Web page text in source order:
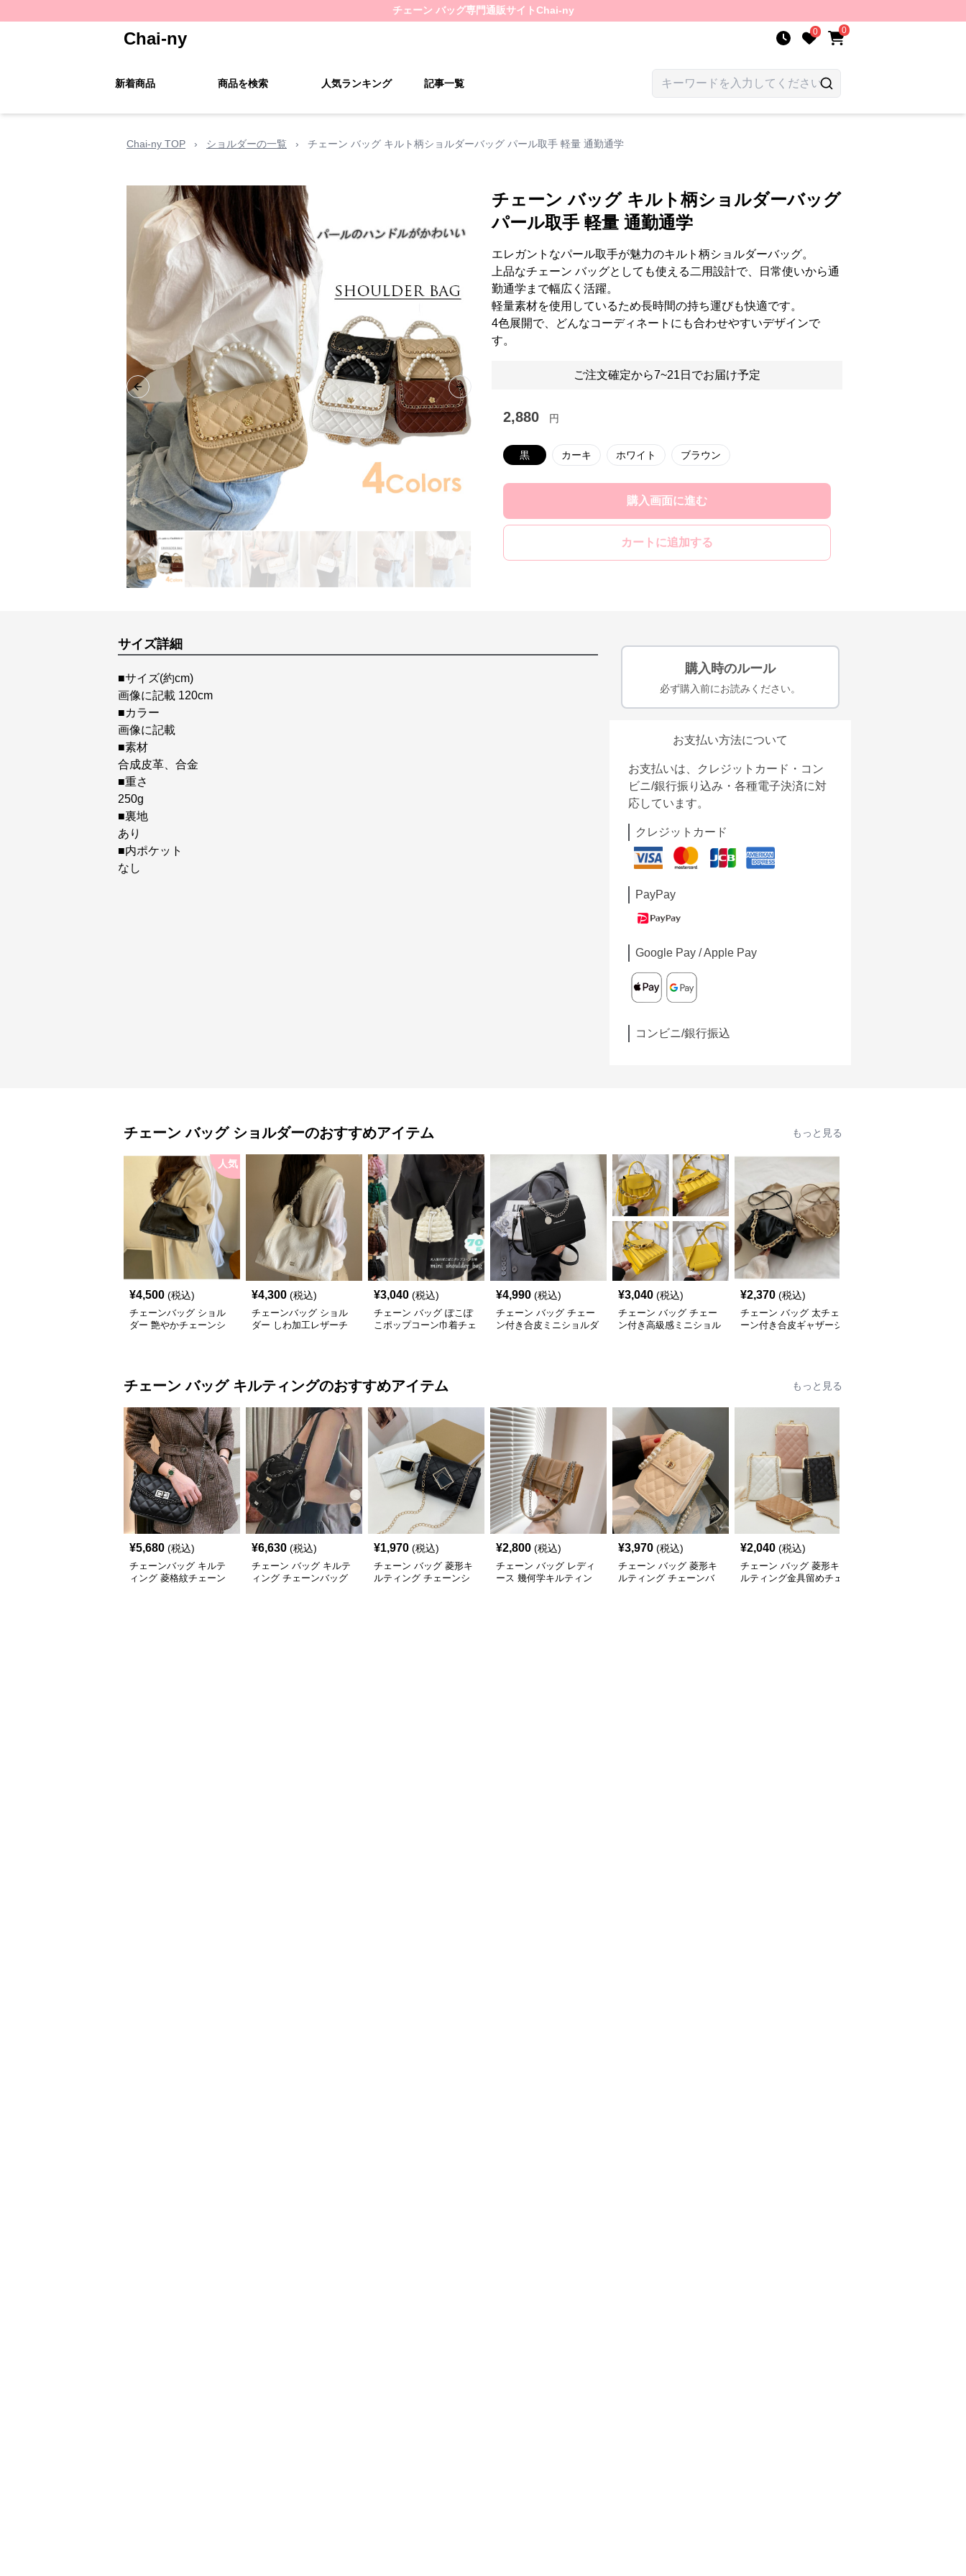
チェーン バッグ専門通販サイトChai-ny
Chai-ny 0 0
新着商品 商品を検索 人気ランキング 記事一覧
Chai-ny TOP › ショルダーの一覧 › チェーン バッグ キルト柄ショルダーバッグ パール取手 軽量 通勤通学
Previous slide Next slide
チェーン バッグ キルト柄ショルダーバッグ
パール取手 軽量 通勤通学
エレガントなパール取手が魅力のキルト柄ショルダーバッグ。
上品なチェーン バッグとしても使える二用設計で、日常使いから通
勤通学まで幅広く活躍。
軽量素材を使用しているため長時間の持ち運びも快適です。
4色展開で、どんなコーディネートにも合わせやすいデザインで
す。
ご注文確定から7~21日でお届け予定
2,880 円
黒 カーキ ホワイト ブラウン
購入画面に進む
カートに追加する
サイズ詳細
■サイズ(約cm)
画像に記載 120cm
■カラー
画像に記載
■素材
合成皮革、合金
■重さ
250g
■裏地
あり
■内ポケット
なし
購入時のルール
必ず購入前にお読みください。
お支払い方法について
お支払いは、クレジットカード・コン
ビニ/銀行振り込み・各種電子決済に対
応しています。
クレジットカード
PayPay
Google Pay / Apple Pay
コンビニ/銀行振込
チェーン バッグ ショルダーのおすすめアイテム もっと見る
人気
¥4,500 (税込)
チェーンバッグ ショル
ダー 艶やかチェーンシ
¥4,300 (税込)
チェーンバッグ ショル
ダー しわ加工レザーチ
¥3,040 (税込)
チェーン バッグ ぽこぽ
こポップコーン巾着チェ
¥4,990 (税込)
チェーン バッグ チェー
ン付き合皮ミニショルダ
¥3,040 (税込)
チェーン バッグ チェー
ン付き高級感ミニショル
¥2,370 (税込)
チェーン バッグ 太チェ
ーン付き合皮ギャザーシ
チェーン バッグ キルティングのおすすめアイテム もっと見る
¥5,680 (税込)
チェーンバッグ キルテ
ィング 菱格紋チェーン
¥6,630 (税込)
チェーン バッグ キルテ
ィング チェーンバッグ
¥1,970 (税込)
チェーン バッグ 菱形キ
ルティング チェーンシ
¥2,800 (税込)
チェーン バッグ レディ
ース 幾何学キルティン
¥3,970 (税込)
チェーン バッグ 菱形キ
ルティング チェーンバ
¥2,040 (税込)
チェーン バッグ 菱形キ
ルティング金具留めチェ